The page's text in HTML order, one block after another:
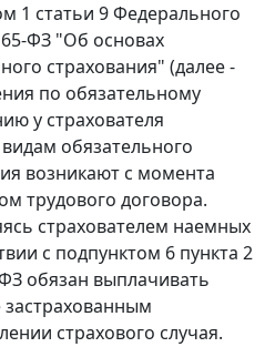
1 статьи 9Федерального
ФЗ "Об основах
страхования" (далее -
по обязательному
у страхователя
обязательного
возникают с момента
трудового договора.
страхователем наемных
с подпунктом 6 пункта 2
обязан выплачивать
застрахованным
страхового случая.